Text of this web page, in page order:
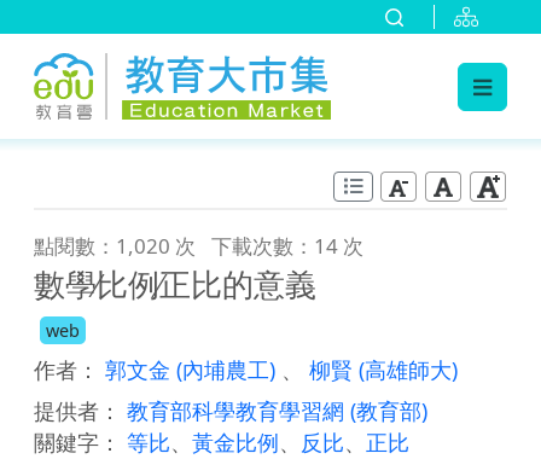
點閱數：1,020 次 下載次數：14 次
數學∕比例∕正比的意義
web
作者： 郭文金 (內埔農工) 、 柳賢 (高雄師大)
提供者： 教育部科學教育學習網 (教育部)
關鍵字： 等比、 黃金比例、 反比、 正比